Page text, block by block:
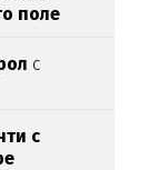
поле
с
с